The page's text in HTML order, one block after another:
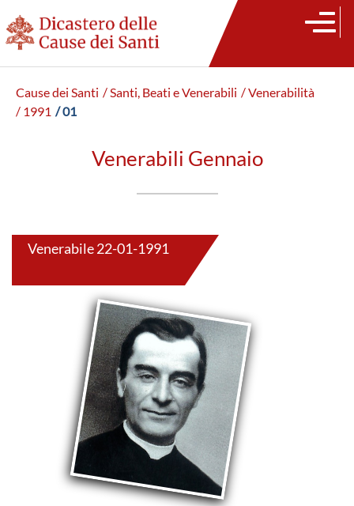
Cause dei Santi / Santi, Beati e Venerabili / Venerabilità
/ 1991 / 01
Venerabili Gennaio
Venerabile 22-01-1991